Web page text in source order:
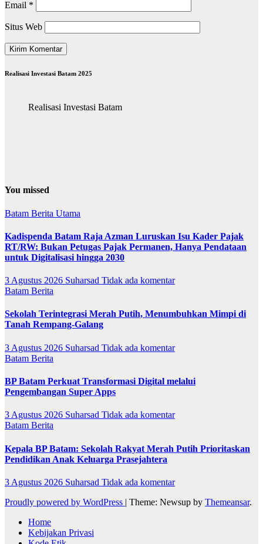
Email *
Situs Web
Realisasi Investasi Batam 2025
Realisasi Investasi Batam
You missed
Batam Berita Utama
Kadispenda Batam Raja Azman Luruskan Isu Kader Pajak
RT/RW: Bukan Petugas Pajak Permanen, Hanya Pendataan
untuk Digitalisasi hingga 2030
3 Agustus 2026 Suharsad Tidak ada komentar
Batam Berita
Sekolah Terintegrasi Merah Putih, Menumbuhkan Mimpi di
Tanah Rempang-Galang
3 Agustus 2026 Suharsad Tidak ada komentar
Batam Berita
BP Batam Perkuat Transformasi Digital melalui
Pengembangan Super Apps
3 Agustus 2026 Suharsad Tidak ada komentar
Batam Berita
Kepala BP Batam: Sekolah Rakyat Merah Putih Prioritaskan
Pendidikan Anak Keluarga Prasejahtera
3 Agustus 2026 Suharsad Tidak ada komentar
Proudly powered by WordPress | Theme: Newsup by Themeansar.
Home
Kebijakan Privasi